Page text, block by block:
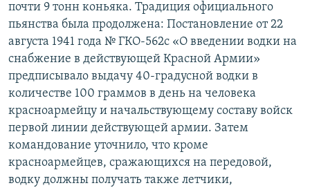
почти 9 тонн коньяка. Традиция официального
пьянства была продолжена: Постановление от 22
августа 1941 года № ГКО-562с «О введении водки на
снабжение в действующей Красной Армии»
предписывало выдачу 40-градусной водки в
количестве 100 граммов в день на человека
красноармейцу и начальствующему составу войск
первой линии действующей армии. Затем
командование уточнило, что кроме
красноармейцев, сражающихся на передовой,
водку должны получать также летчики,